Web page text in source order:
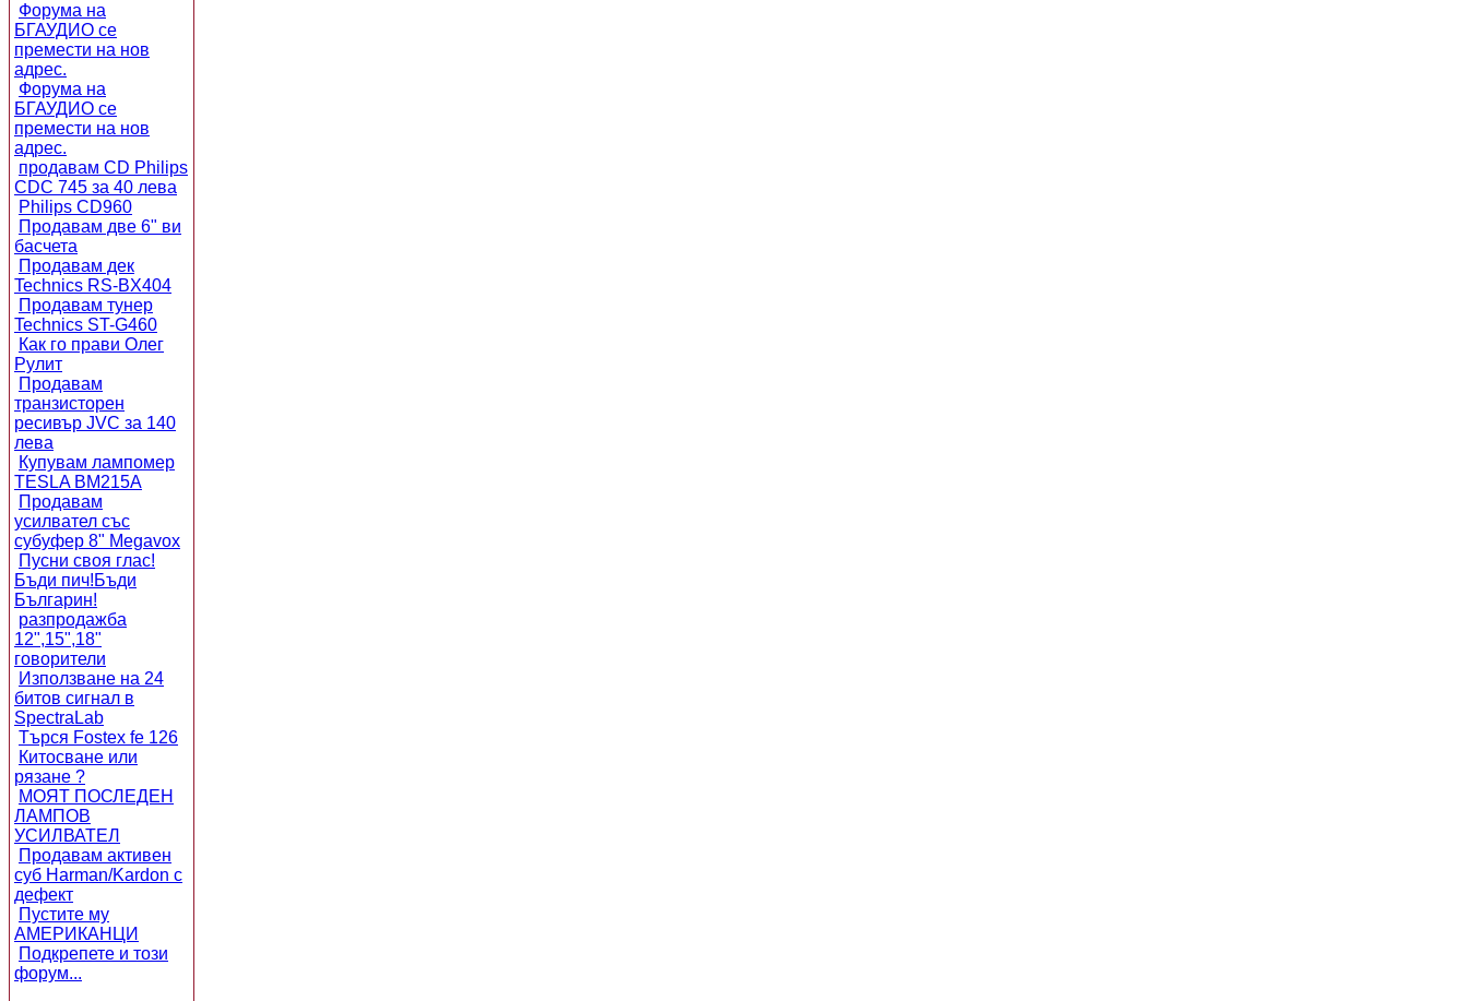
Форума на
БГАУДИО се
премести на нов
адрес.
Форума на
БГАУДИО се
премести на нов
адрес.
продавам CD Philips
CDC 745 за 40 лева
Philips CD960
Продавам две 6" ви
басчета
Продавам дек
Technics RS-BX404
Продавам тунер
Technics ST-G460
Как го прави Олег
Рулит
Продавам
транзисторен
ресивър JVC за 140
лева
Купувам лампомер
TESLA BM215A
Продавам
усилвател със
субуфер 8" Megavox
Пусни своя глас!
Бъди пич!Бъди
Българин!
разпродажба
12",15",18"
говорители
Използване на 24
битов сигнал в
SpectraLab
Търся Fostex fe 126
Китосване или
рязане ?
МОЯТ ПОСЛЕДЕН
ЛАМПОВ
УСИЛВАТЕЛ
Продавам активен
суб Harman/Kardon с
дефект
Пустите му
АМЕРИКАНЦИ
Подкрепете и този
форум...